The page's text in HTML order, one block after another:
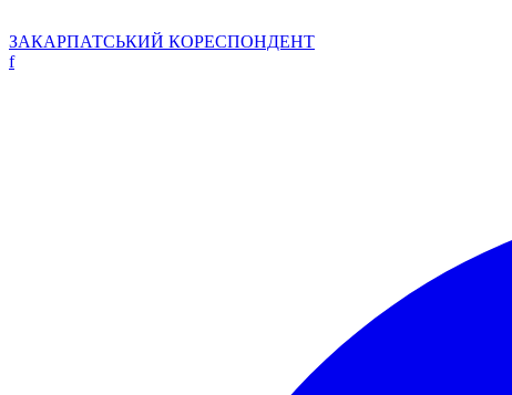
ЗАКАРПАТСЬКИЙ КОРЕСПОНДЕНТ
f